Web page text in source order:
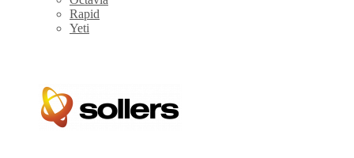
Rapid
Yeti